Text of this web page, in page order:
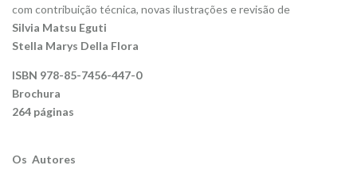
com contribuição técnica, novas ilustrações e revisão de
Silvia Matsu Eguti
Stella Marys Della Flora
ISBN 978-85-7456-447-0
Brochura
264 páginas
Os Autores